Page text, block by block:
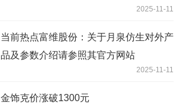
2025-11-11
当前热点富维股份：关于月泉仿生对外产
品及参数介绍请参照其官方网站
2025-11-11
金饰克价涨破1300元